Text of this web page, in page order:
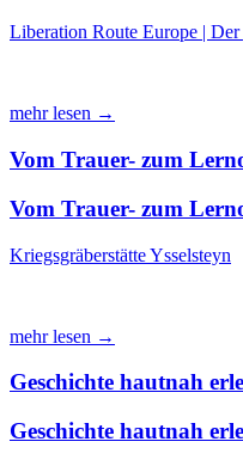
Liberation Route Europe |
mehr lesen →
Vom Trauer- zum
Vom Trauer- zum
Kriegsgräberstätte Ysselsteyn
mehr lesen →
Geschichte hautnah
Geschichte hautnah